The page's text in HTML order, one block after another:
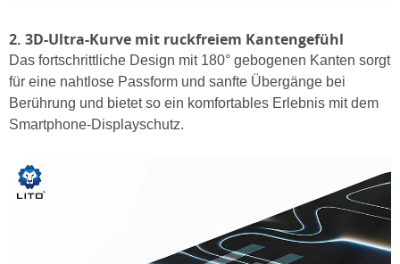
2. 3D-Ultra-Kurve mit ruckfreiem Kantengefühl
Das fortschrittliche Design mit 180° gebogenen Kanten sorgt
für eine nahtlose Passform und sanfte Übergänge bei
Berührung und bietet so ein komfortables Erlebnis mit dem
Smartphone-Displayschutz.